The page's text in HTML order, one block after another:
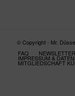
© Copyright - Mr.
FAQ
NEWSLETTER
IMPRESSUM &
MITGLIEDSCHAFT